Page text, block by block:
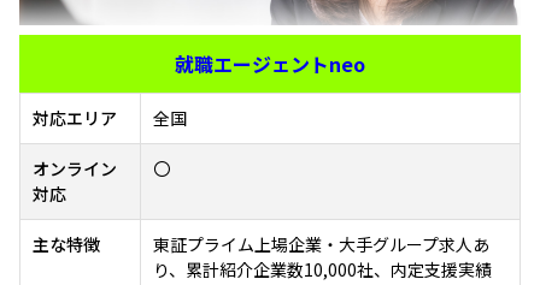
就職エージェントneo
対応エリア 全国
オンライン
対応
〇
主な特徴
東証プライム上場企業・大手グループ求人あ
り、累計紹介企業数10,000社、内定支援実績